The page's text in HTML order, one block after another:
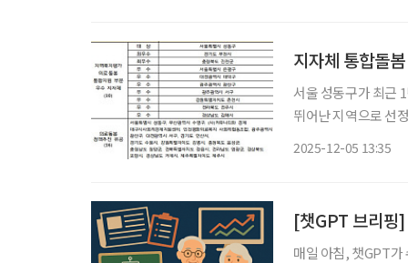
지자체 통합돌
서울 성동구가 최근
뛰어난 지역으로 선정됐다. 보건복지부는 5일 세종 컨벤션센터 열린 ‘
2025-12-05 13:35
[챗GPT 브리핑
매일 아침, 챗GPT가